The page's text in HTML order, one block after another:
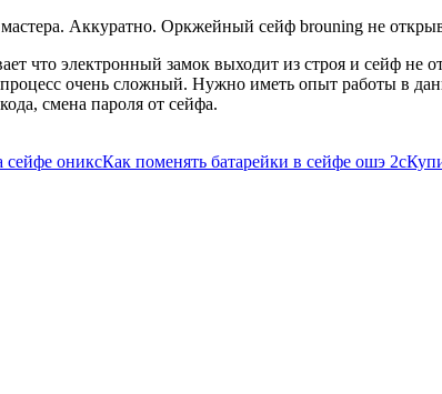
Аккуратно. Оркжейный сейф brouning не
что электронный замок выходит из строя и сейф не
очень сложный. Нужно иметь опыт работы в
смена пароля от сейфа.
сейфе ониксКак поменять батарейки в сейфе ошэ 2с